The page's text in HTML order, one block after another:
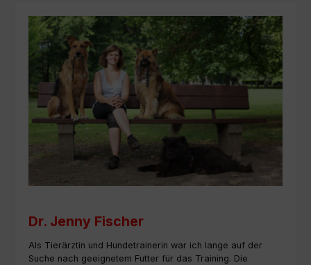
Dr. Jenny Fischer
Als Tierärztin und Hundetrainerin war ich lange auf der
Suche nach geeignetem Futter für das Training. Die